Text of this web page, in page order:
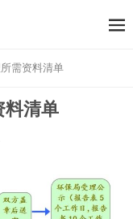
需资料清单
料清单